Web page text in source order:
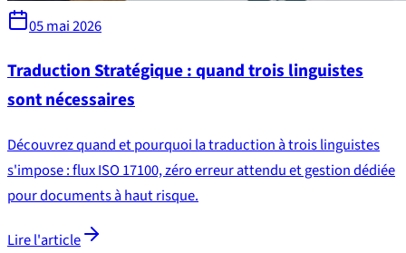
05 mai 2026
Traduction Stratégique : quand trois linguistes
sont nécessaires
Découvrez quand et pourquoi la traduction à trois linguistes
s'impose : flux ISO 17100, zéro erreur attendu et gestion dédiée
pour documents à haut risque.
Lire l'article